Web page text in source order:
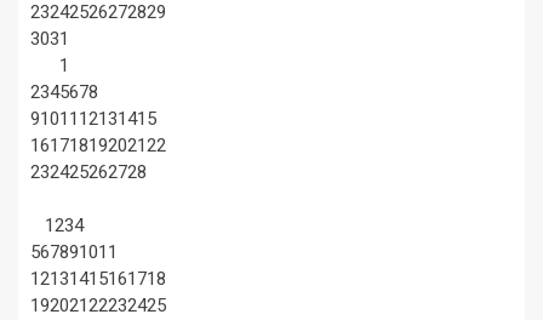
23242526272829
3031
1
2345678
91011 12131415
16171819202122
232425262728
1234
567891011
12131415161718
19202122232425